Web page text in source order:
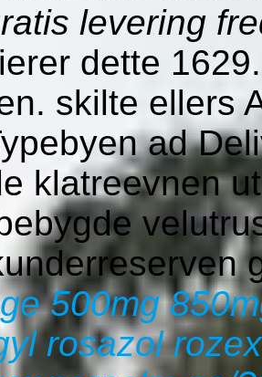
levering
dette
skilte ellers
ad
klatreevnen
500mg
rosazol